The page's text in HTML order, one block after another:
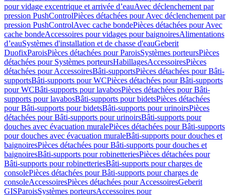
pour vidage excentrique et arrivée d’eauAvec déclenchement par
pression PushControlPièces détachées pour Avec déclenchement par
pression PushControlAvec cache bondePièces détachées pour Avec
cache bondeAccessoires pour vidages pour baignoiresAlimentations
d’eauSystèmes d'installation et de chasse d'eauGeberit
DuofixParoisPièces détachées pour ParoisSystèmes porteursPièces
détachées pour Systèmes porteursHabillagesAccessoiresPièces
détachées pour AccessoiresBâti-supportsPièces détachées pour Bâti-
supportsBâti-supports pour WCPièces détachées pour Bâti-supports
pour WCBâti-supports pour lavabosPièces détachées pour Bâti-
supports pour lavabosBâti-supports pour bidetsPièces détachées
pour Bâti-supports pour bidetsBâti-supports pour urinoirsPièces
détachées pour Bâti-supports pour urinoirsBâti-supports pour
douches avec évacuation muralePièces détachées pour Bâti-supports
pour douches avec évacuation muraleBâti-supports pour douches et
baignoiresPièces détachées pour Bâti-supports pour douches et
baignoiresBâti-supports pour robinetteriesPièces détachées pour
Bâti-supports pour robinetteriesBâti-supports pour charges de
consolePièces détachées pour Bâti-supports pour charges de
consoleAccessoiresPièces détachées pour AccessoiresGeberit
GISParoisSystèmes porteursAccessoires pour